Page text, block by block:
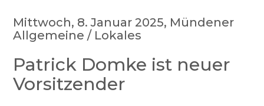
Mittwoch, 8. Januar 2025, Mündener
Allgemeine / Lokales
Patrick Domke ist neuer
Vorsitzender